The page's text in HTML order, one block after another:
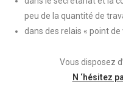
peu de la quantité de
dans des relais « point de
Vous disposez
N ‘hésitez